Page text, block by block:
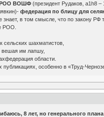
ВОШФ (президент Рудаков, a1h8
федерация по блицу для
в том смысле, что по закону РФ
РОО.
сельских шахматистов,
вешая им лапшу,
области.
особенно в «Труд-
8 лет, но генерального плана